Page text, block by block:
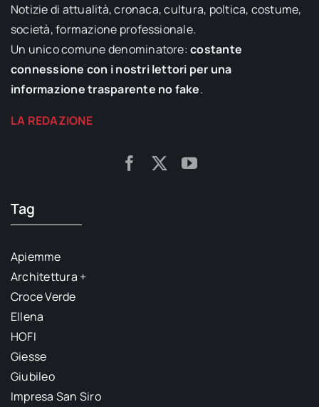
Notizie di attualità, cronaca, cultura, poltica, costume,
società, formazione professionale.
Un unico comune denominatore:costante
connessione con i nostri lettori per una
informazione trasparente no fake.
LA REDAZIONE
Tag
Apiemme
Architettura +
Croce Verde
Ellena
HOFI
Giesse
Giubileo
Impresa San Siro